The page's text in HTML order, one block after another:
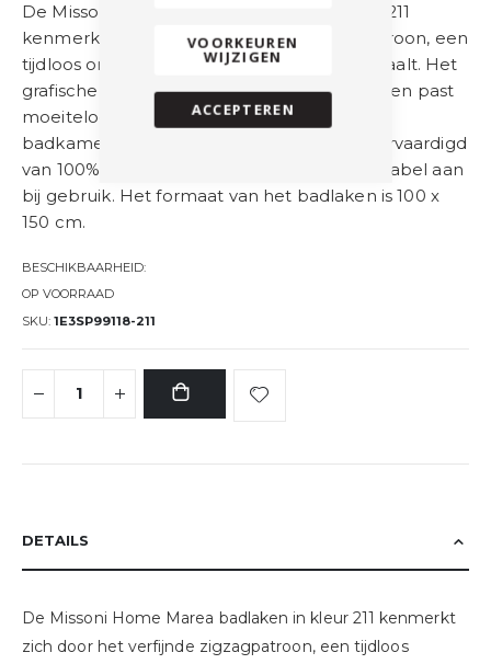
ACCEPTEREN
VOORKEUREN
WIJZIGEN
De Missoni Home Marea badlaken in kleur 211
kenmerkt zich door het verfijnde zigzagpatroon, een
tijdloos ontwerp dat rust en elegantie uitstraalt. Het
grafische dessin is subtiel maar herkenbaar en past
moeiteloos in zowel moderne als klassieke
badkamers en keukens. Het badlaken is vervaardigd
van 100% katoen en voelt zacht en comfortabel aan
bij gebruik. Het formaat van het badlaken is 100 x
150 cm.
BESCHIKBAARHEID:
OP VOORRAAD
SKU 1E3SP99118-211
DETAILS
De Missoni Home Marea badlaken in kleur 211 kenmerkt
zich door het verfijnde zigzagpatroon, een tijdloos